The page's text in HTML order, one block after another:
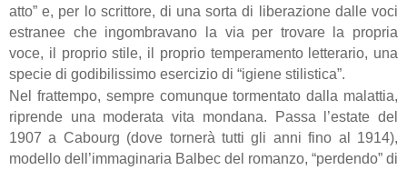
atto” e, per lo scrittore, di una sorta di liberazione dalle voci
estranee che ingombravano la via per trovare la propria
voce, il proprio stile, il proprio temperamento letterario, una
specie di godibilissimo esercizio di “igiene stilistica”.
Nel frattempo, sempre comunque tormentato dalla malattia,
riprende una moderata vita mondana. Passa l’estate del
1907 a Cabourg (dove tornerà tutti gli anni fino al 1914),
modello dell’immaginaria Balbec del romanzo, “perdendo” di